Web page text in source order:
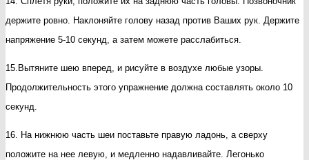
держите ровно. Наклоняйте голову назад против Ваших рук. Держите
напряжение 5-10 секунд, а затем можете расслабиться.
15.Вытяните шею вперед, и рисуйте в воздухе любые узоры.
Продолжительность этого упражнение должна составлять около 10
секунд.
16. На нижнюю часть шеи поставьте правую ладонь, а сверху
положите на нее левую, и медленно надавливайте. Легонько